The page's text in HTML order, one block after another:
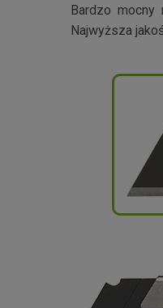
Bardzo mocny
Najwyższa